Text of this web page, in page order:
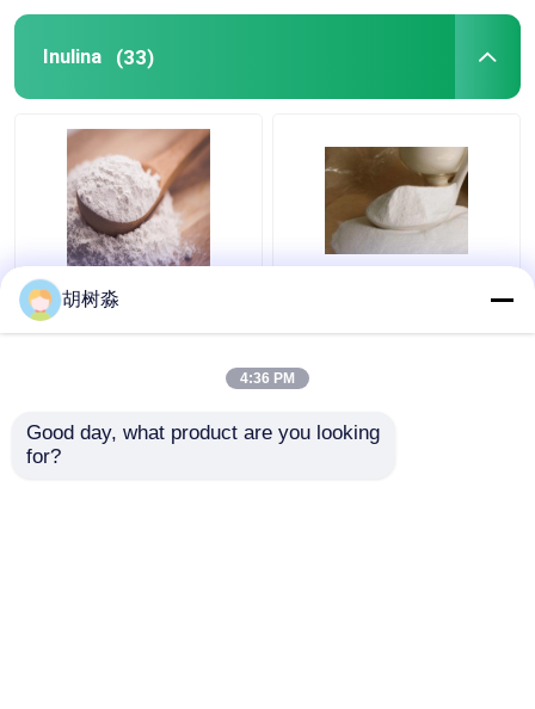
Inulina (33)
FCC sinantrina Inulina
110Kcal Fibra Dietética
Inulina
胡树淼
4:36 PM
Good day, what product are you looking
for?